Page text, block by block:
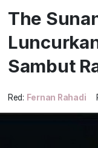
The
Sambut
Red: Fernan Rahadi